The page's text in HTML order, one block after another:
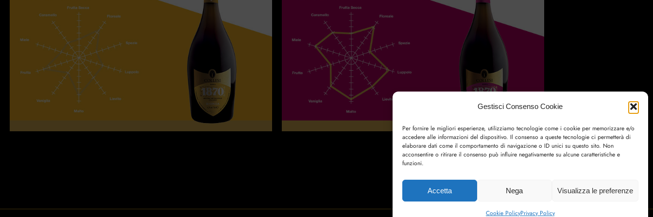
Gestisci Consenso Cookie
Per fornire le migliori esperienze, utilizziamo tecnologie come i cookie per memorizzare e/o
accedere alle informazioni del dispositivo. Il consenso a queste tecnologie ci permetterà di
elaborare dati come il comportamento di navigazione o ID unici su questo sito. Non
acconsentire o ritirare il consenso può influire negativamente su alcune caratteristiche e
funzioni.
Accetta Nega Visualizza le preferenze
Cookie PolicyPrivacy Policy